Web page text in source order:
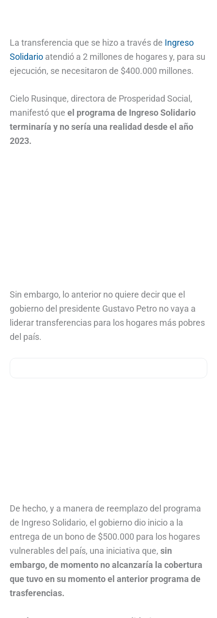
La transferencia que se hizo a través de Ingreso
Solidario atendió a 2 millones de hogares y, para su
ejecución, se necesitaron de $400.000 millones.
Cielo Rusinque, directora de Prosperidad Social,
manifestó que el programa de Ingreso Solidario
terminaría y no sería una realidad desde el año
2023.
Sin embargo, lo anterior no quiere decir que el
gobierno del presidente Gustavo Petro no vaya a
liderar transferencias para los hogares más pobres
del país.
De hecho, y a manera de reemplazo del programa
de Ingreso Solidario, el gobierno dio inicio a la
entrega de un bono de $500.000 para los hogares
vulnerables del país, una iniciativa que, sin
embargo, de momento no alcanzaría la cobertura
que tuvo en su momento el anterior programa de
trasferencias.